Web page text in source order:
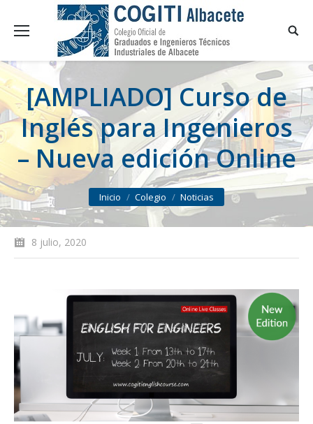
[AMPLIADO] Curso de
Inglés para Ingenieros
– Nueva edición Online
You are here:
Inicio Colegio Noticias
8 julio, 2020